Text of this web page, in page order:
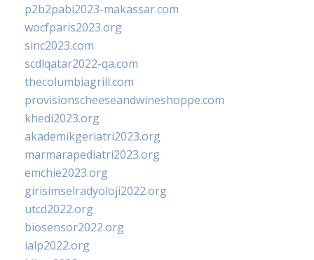
p2b2pabi2023-makassar.com
wocfparis2023.org
sinc2023.com
scdlqatar2022-qa.com
thecolumbiagrill.com
provisionscheeseandwineshoppe.com
khedi2023.org
akademikgeriatri2023.org
marmarapediatri2023.org
emchie2023.org
girisimselradyoloji2022.org
utcd2022.org
biosensor2022.org
ialp2022.org